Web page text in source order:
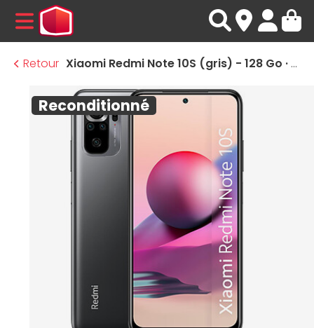
MENU
Retour
Xiaomi Redmi Note 10S (gris) - 128 Go · Reconditionné
Reconditionné